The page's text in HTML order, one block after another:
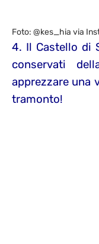
Foto: @kes_hia via
4. Il Castello di
conservati
apprezzare una
tramonto!